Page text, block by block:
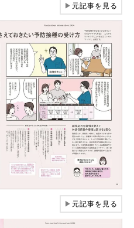
▶元記事を見る
▶元記事を見る